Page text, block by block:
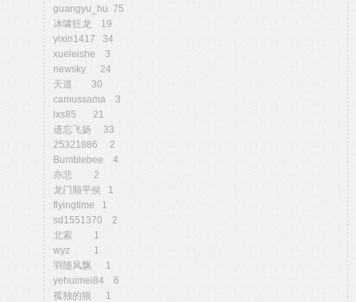
guangyu_hu 75
冰啸狂龙 19
yixin1417 34
xueleishe 3
newsky 24
天道 30
camussama 3
lxs85 21
遗忘飞扬 33
25321886 2
Bumblebee 4
亦悲 2
龙门顺平侯 1
flyingtime 1
sd1551370 2
北索 1
wyz 1
羽随风飘 1
yehuimei84 6
孤独的狼 1